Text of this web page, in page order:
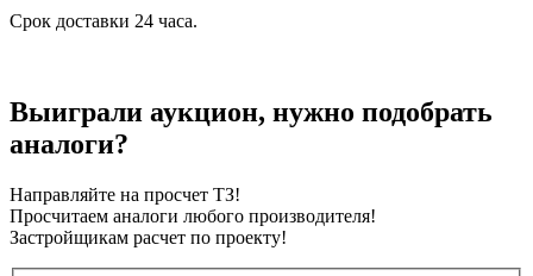
Срок доставки 24 часа.
Выиграли аукцион, нужно подобрать
аналоги?
Направляйте на просчет ТЗ!
Просчитаем аналоги любого производителя!
Застройщикам расчет по проекту!